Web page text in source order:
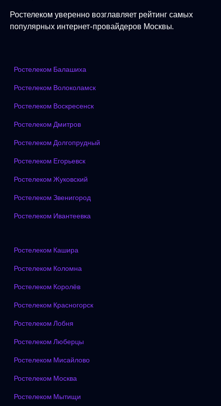
Ростелеком уверенно возглавляет рейтинг самых
популярных интернет-провайдеров Москвы.
Ростелеком Балашиха
Ростелеком Волоколамск
Ростелеком Воскресенск
Ростелеком Дмитров
Ростелеком Долгопрудный
Ростелеком Егорьевск
Ростелеком Жуковский
Ростелеком Звенигород
Ростелеком Ивантеевка
Ростелеком Кашира
Ростелеком Коломна
Ростелеком Королёв
Ростелеком Красногорск
Ростелеком Лобня
Ростелеком Люберцы
Ростелеком Мисайлово
Ростелеком Москва
Ростелеком Мытищи